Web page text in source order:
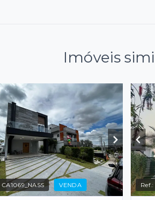
Imóveis
CA1069_NASS VENDA Ref.: